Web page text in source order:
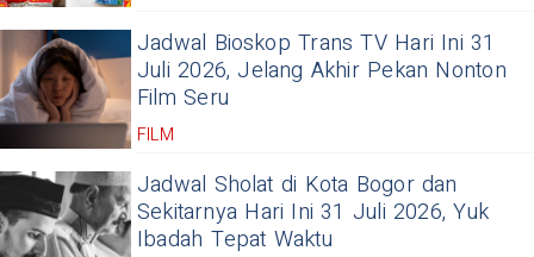
Jadwal Bioskop Trans TV Hari Ini 31
Juli 2026, Jelang Akhir Pekan Nonton
Film Seru
FILM
Jadwal Sholat di Kota Bogor dan
Sekitarnya Hari Ini 31 Juli 2026, Yuk
Ibadah Tepat Waktu